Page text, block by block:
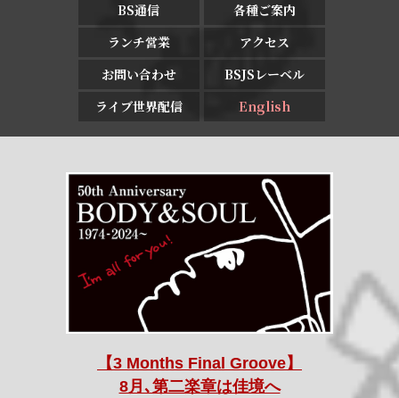
BS通信
各種ご案内
ランチ営業
アクセス
お問い合わせ
BSJSレーベル
ライブ世界配信
English
【3 Months Final Groove】
8月､第二楽章は佳境へ